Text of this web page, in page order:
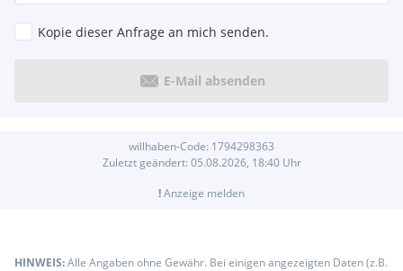
Kopie dieser Anfrage an mich senden.
E-Mail absenden
willhaben-Code: 1794298363
Zuletzt geändert: 05.08.2026, 18:40Uhr
!Anzeige melden
HINWEIS:Alle Angaben ohne Gewähr. Bei einigen angezeigten Daten (z.B.